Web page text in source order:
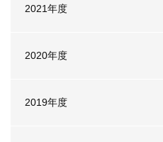
2021年度
2020年度
2019年度